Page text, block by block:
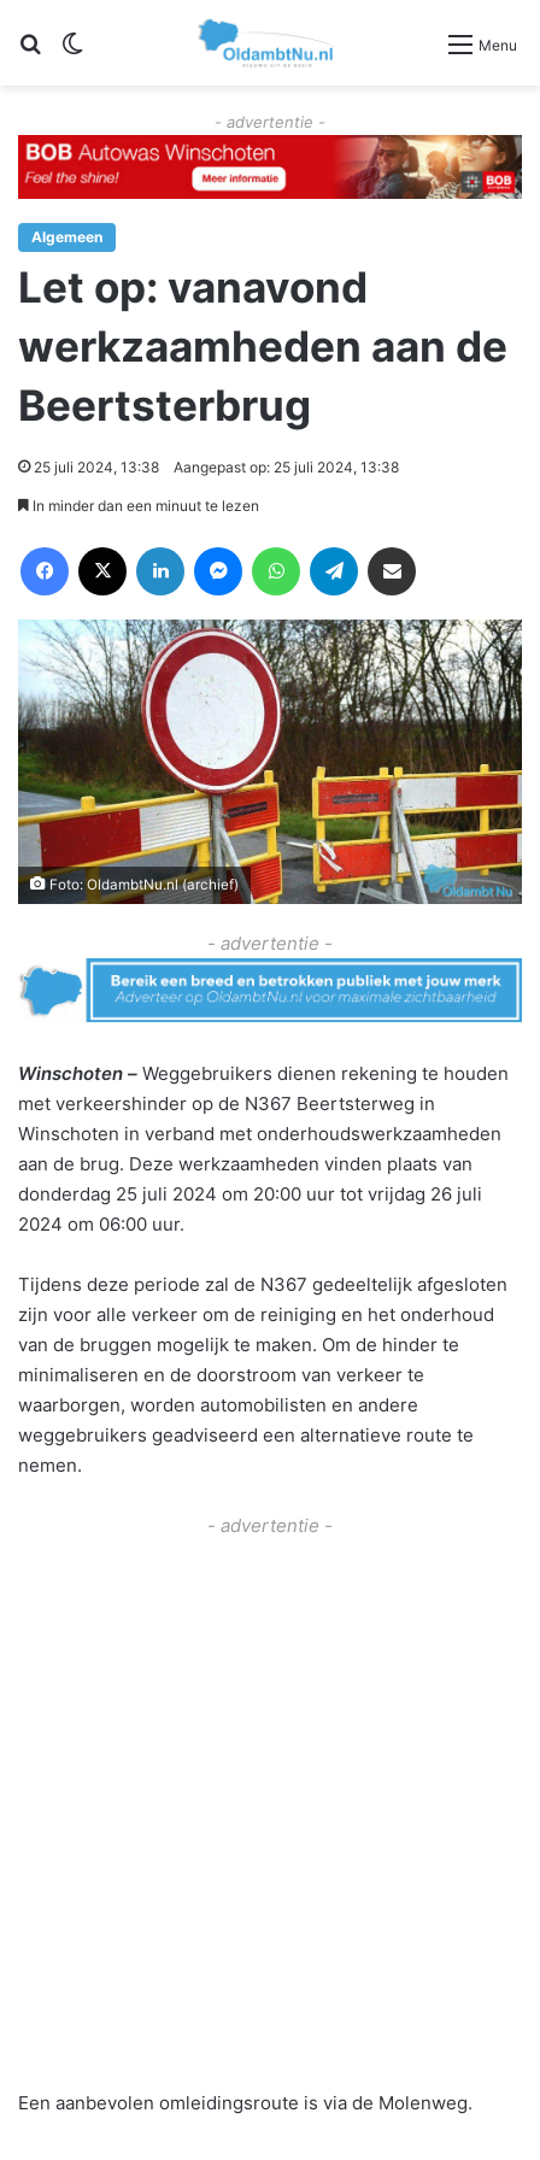
Zoeken Menu
- advertentie -
Algemeen
Let op: vanavond
werkzaamheden aan de
Beertsterbrug
25 juli 2024, 13:38 Aangepast op: 25 juli 2024, 13:38
In minder dan een minuut te lezen
Foto: OldambtNu.nl (archief)
- advertentie -
Winschoten – Weggebruikers dienen rekening te houden
met verkeershinder op de N367 Beertsterweg in
Winschoten in verband met onderhoudswerkzaamheden
aan de brug. Deze werkzaamheden vinden plaats van
donderdag 25 juli 2024 om 20:00 uur tot vrijdag 26 juli
2024 om 06:00 uur.
Tijdens deze periode zal de N367 gedeeltelijk afgesloten
zijn voor alle verkeer om de reiniging en het onderhoud
van de bruggen mogelijk te maken. Om de hinder te
minimaliseren en de doorstroom van verkeer te
waarborgen, worden automobilisten en andere
weggebruikers geadviseerd een alternatieve route te
nemen.
- advertentie -
Een aanbevolen omleidingsroute is via de Molenweg.